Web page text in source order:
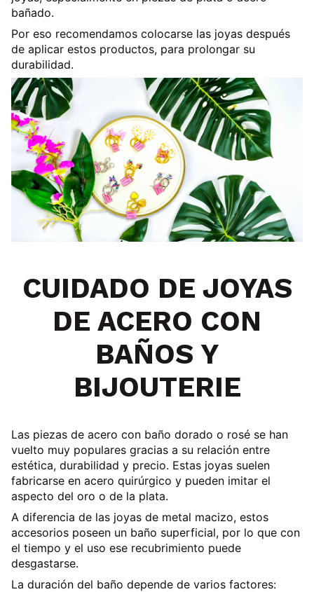
bañado.
Por eso recomendamos colocarse las joyas después
de aplicar estos productos, para prolongar su
durabilidad.
CUIDADO DE JOYAS
DE ACERO CON
BAÑOS Y
BIJOUTERIE
Las piezas de acero con baño dorado o rosé se han
vuelto muy populares gracias a su relación entre
estética, durabilidad y precio. Estas joyas suelen
fabricarse en acero quirúrgico y pueden imitar el
aspecto del oro o de la plata.
A diferencia de las joyas de metal macizo, estos
accesorios poseen un baño superficial, por lo que con
el tiempo y el uso ese recubrimiento puede
desgastarse.
La duración del baño depende de varios factores: